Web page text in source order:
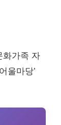
화가족 자
울마당’